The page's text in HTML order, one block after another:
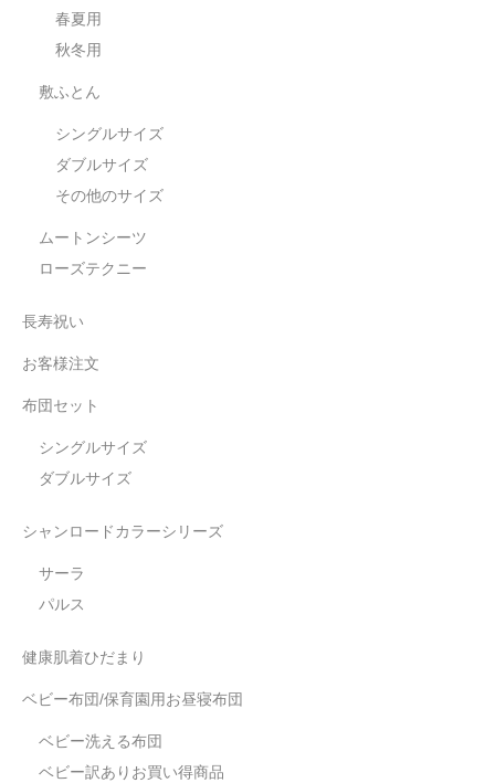
春夏用
秋冬用
敷ふとん
シングルサイズ
ダブルサイズ
その他のサイズ
ムートンシーツ
ローズテクニー
長寿祝い
お客様注文
布団セット
シングルサイズ
ダブルサイズ
シャンロードカラーシリーズ
サーラ
パルス
健康肌着ひだまり
ベビー布団/保育園用お昼寝布団
ベビー洗える布団
ベビー訳ありお買い得商品